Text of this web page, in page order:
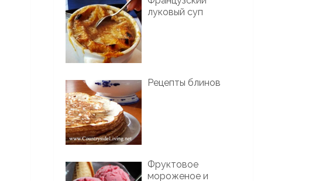
луковый суп
Рецепты блинов
Фруктовое
мороженое и